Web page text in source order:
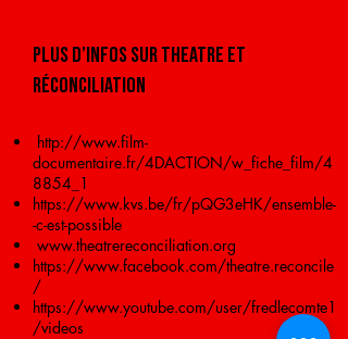
PLUS D’INFOS SUR THEATRE ET
RÉCONCILIATION
http://www.film-
documentaire.fr/4DACTION/w_fiche_film/4
8854_1
https://www.kvs.be/fr/pQG3eHK/ensemble-
-c-est-possible
www.theatrereconciliation.org
https://www.facebook.com/theatre.reconcile
/
https://www.youtube.com/user/fredlecomte1
/videos